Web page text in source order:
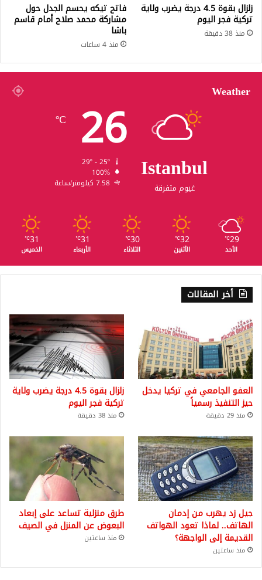
زلزال بقوة 4.5 درجة يضرب ولاية
تركية فجر اليوم
منذ 38 دقيقة
فاتح تيكه يحسم الجدل حول
مشاركة محمد صلاح أمام قاسم
باشا
منذ 4 ساعات
Weather
Istanbul
غيوم متفرقة
26
℃
100%
7.58 كيلومتر/ساعة
29
℃
الأحد
32
℃
الأثنين
30
℃
الثلاثاء
31
℃
الأربعاء
31
℃
الخميس
أخر المقالات
العفو الجامعي في تركيا يدخل
حيز التنفيذ رسمياً
منذ 29 دقيقة
زلزال بقوة 4.5 درجة يضرب ولاية
تركية فجر اليوم
منذ 38 دقيقة
جيل زد يهرب من إدمان
الهاتف.. لماذا تعود الهواتف
القديمة إلى الواجهة؟
منذ ساعتين
طرق منزلية تساعد على إبعاد
البعوض عن المنزل في الصيف
منذ ساعتين